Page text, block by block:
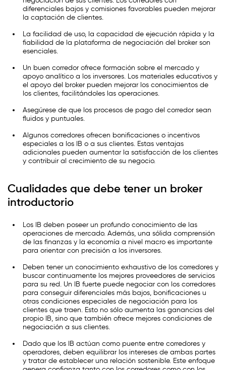
diferenciales bajos y comisiones favorables pueden mejorar
la captación de clientes.
La facilidad de uso, la capacidad de ejecución rápida y la
fiabilidad de la plataforma de negociación del broker son
esenciales.
Un buen corredor ofrece formación sobre el mercado y
apoyo analítico a los inversores. Los materiales educativos y
el apoyo del broker pueden mejorar los conocimientos de
los clientes, facilitándoles las operaciones.
Asegúrese de que los procesos de pago del corredor sean
fluidos y puntuales.
Algunos corredores ofrecen bonificaciones o incentivos
especiales a los IB o a sus clientes. Estas ventajas
adicionales pueden aumentar la satisfacción de los clientes
y contribuir al crecimiento de su negocio.
Cualidades que debe tener un broker
introductorio
Los IB deben poseer un profundo conocimiento de las
operaciones de mercado. Además, una sólida comprensión
de las finanzas y la economía a nivel macro es importante
para orientar con precisión a los inversores.
Deben tener un conocimiento exhaustivo de los corredores y
buscar continuamente los mejores proveedores de servicios
para su red. Un IB fuerte puede negociar con los corredores
para conseguir diferenciales más bajos, bonificaciones u
otras condiciones especiales de negociación para los
clientes que traen. Esto no sólo aumenta las ganancias del
propio IB, sino que también ofrece mejores condiciones de
negociación a sus clientes.
Dado que los IB actúan como puente entre corredores y
operadores, deben equilibrar los intereses de ambas partes
y tratar de establecer una relación sostenible. Este enfoque